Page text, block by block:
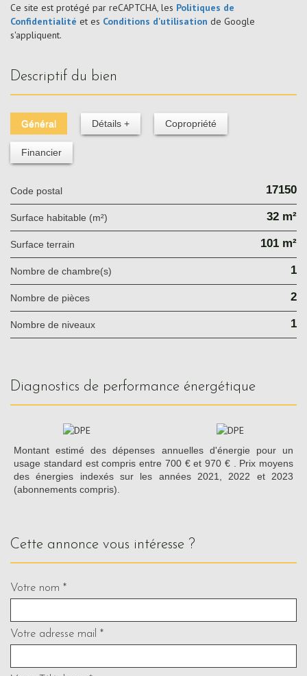
Ce site est protégé par reCAPTCHA, les Politiques de
Confidentialité et es Conditions d'utilisation de Google
s'appliquent.
descriptif du bien
Général Détails + Copropriété
Financier
Code postal 17150
Surface habitable (m²) 32 m²
surface terrain 101 m²
Nombre de chambre(s) 1
Nombre de pièces 2
Nombre de niveaux 1
diagnostics de performance énergétique
Montant estimé des dépenses annuelles d'énergie pour un
usage standard est compris entre 700 € et 970 € . Prix moyens
des énergies indexés sur les années 2021, 2022 et 2023
(abonnements compris).
cette annonce vous intéresse ?
Votre nom *
Votre adresse mail *